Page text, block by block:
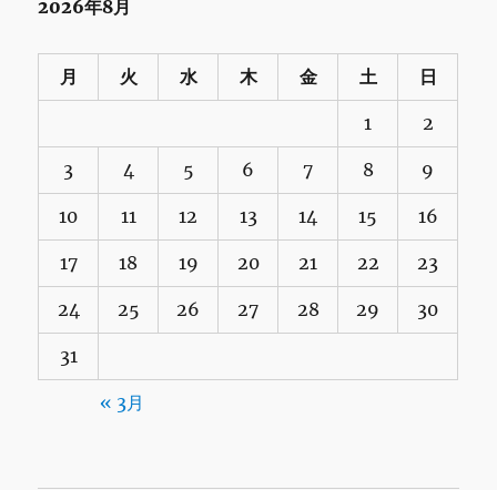
2026年8月
月 火 水 木 金 土 日
1 2
3 4 5 6 7 8 9
10 11 12 13 14 15 16
17 18 19 20 21 22 23
24 25 26 27 28 29 30
31
« 3月